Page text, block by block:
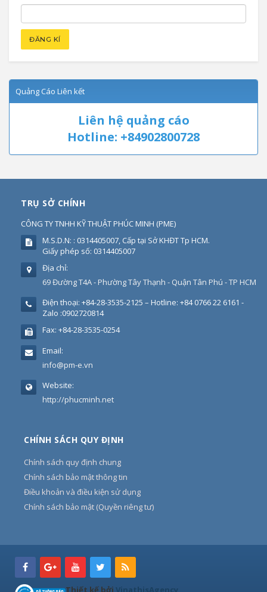
Quảng Cáo Liên kết
Liên hệ quảng cáo
Hotline: +84902800728
TRỤ SỞ CHÍNH
CÔNG TY TNHH KỸ THUẬT PHÚC MINH (PME)
M.S.D.N: : 0314405007, Cấp tại Sở KHĐT Tp HCM.
Giấy phép số: 0314405007
Địa chỉ:
69 Đường T4A - Phường Tây Thạnh - Quận Tân Phú - TP HCM
Điện thoại: +84-28-3535-2125 – Hotline: +84 0766 22 6161 -
Zalo :0902720814
Fax: +84-28-3535-0254
Email:
info@pm-e.vn
Website:
http://phucminh.net
CHÍNH SÁCH QUY ĐỊNH
Chính sách quy định chung
Chính sách bảo mật thông tin
Điều khoản và điều kiện sử dụng
Chính sách bảo mật (Quyền riêng tư)
Thiết kế bởi VinathisAgency